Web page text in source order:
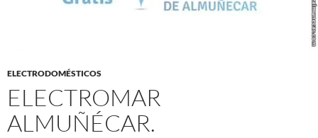
ELECTRODOMÉSTICOS
ELECTROMAR
ALMUÑÉCAR.